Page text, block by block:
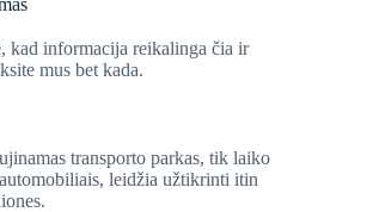
kad informacija reikalinga čia ir
mus bet kada.
transporto parkas, tik laiko
leidžia užtikrinti itin